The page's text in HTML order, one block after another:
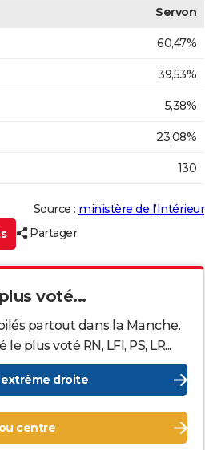
Servon
60,47%
39,53%
5,38%
23,08%
130
Source : ministère de l’Intérieur
Partager
voté...
partout dans la Manche.
plus voté RN, LFI, PS, LR...
extrême droite
ou centre